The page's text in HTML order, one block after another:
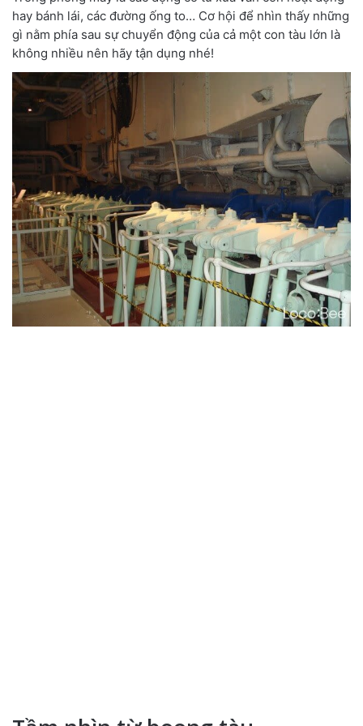
hay bánh lái, các đường ống to… Cơ hội để nhìn thấy những
gì nằm phía sau sự chuyển động của cả một con tàu lớn là
không nhiều nên hãy tận dụng nhé!